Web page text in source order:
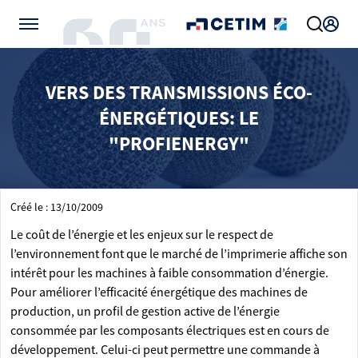
VERS DES TRANSMISSIONS ÉCO-
ÉNERGÉTIQUES: LE
"PROFIENERGY"
Créé le : 13/10/2009
Le coût de l’énergie et les enjeux sur le respect de
l’environnement font que le marché de l’imprimerie affiche son
intérêt pour les machines à faible consommation d’énergie.
Pour améliorer l’efficacité énergétique des machines de
production, un profil de gestion active de l’énergie
consommée par les composants électriques est en cours de
développement. Celui-ci peut permettre une commande à